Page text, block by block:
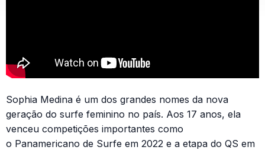
Sophia Medina é um dos grandes nomes da nova
geração do surfe feminino no país. Aos 17 anos, ela
venceu competições importantes como
o Panamericano de Surfe em 2022 e a etapa do QS em